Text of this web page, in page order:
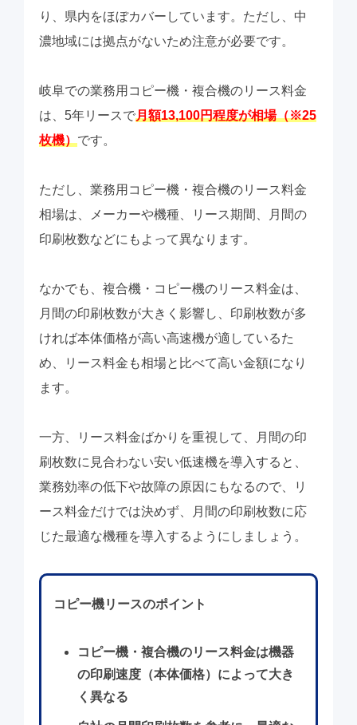
り、県内をほぼカバーしています。ただし、中
濃地域には拠点がないため注意が必要です。
岐阜での業務用コピー機・複合機のリース料金
は、5年リースで月額13,100円程度が相場（※25
枚機）です。
ただし、業務用コピー機・複合機のリース料金
相場は、メーカーや機種、リース期間、月間の
印刷枚数などにもよって異なります。
なかでも、複合機・コピー機のリース料金は、
月間の印刷枚数が大きく影響し、印刷枚数が多
ければ本体価格が高い高速機が適しているた
め、リース料金も相場と比べて高い金額になり
ます。
一方、リース料金ばかりを重視して、月間の印
刷枚数に見合わない安い低速機を導入すると、
業務効率の低下や故障の原因にもなるので、
リ
ース料金だけでは決めず、月間の印刷枚数に応
じた最適な機種を導入するようにしましょう。
コピー機リースのポイント
コピー機・複合機のリース料金は機器
の印刷速度（本体価格）によって大き
く異なる